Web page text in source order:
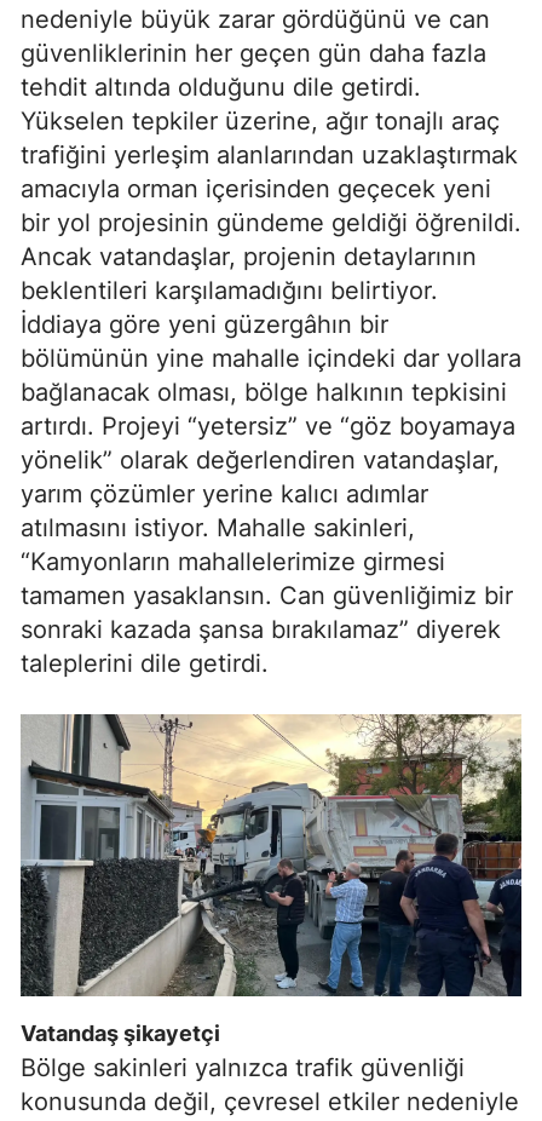
nedeniyle büyük zarar gördüğünü ve can
güvenliklerinin her geçen gün daha fazla
tehdit altında olduğunu dile getirdi.
Yükselen tepkiler üzerine, ağır tonajlı araç
trafiğini yerleşim alanlarından uzaklaştırmak
amacıyla orman içerisinden geçecek yeni
bir yol projesinin gündeme geldiği öğrenildi.
Ancak vatandaşlar, projenin detaylarının
beklentileri karşılamadığını belirtiyor.
İddiaya göre yeni güzergâhın bir
bölümünün yine mahalle içindeki dar yollara
bağlanacak olması, bölge halkının tepkisini
artırdı. Projeyi “yetersiz” ve “göz boyamaya
yönelik” olarak değerlendiren vatandaşlar,
yarım çözümler yerine kalıcı adımlar
atılmasını istiyor. Mahalle sakinleri,
“Kamyonların mahallelerimize girmesi
tamamen yasaklansın. Can güvenliğimiz bir
sonraki kazada şansa bırakılamaz” diyerek
taleplerini dile getirdi.
Vatandaş şikayetçi
Bölge sakinleri yalnızca trafik güvenliği
konusunda değil, çevresel etkiler nedeniyle